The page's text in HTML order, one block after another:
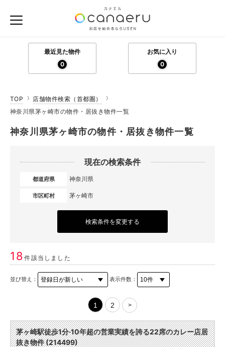
最近見た物件
0
お気に入り
0
TOP
店舗物件検索（首都圏）
神奈川県茅ヶ崎市の物件・居抜き物件一覧
神奈川県茅ヶ崎市の物件・居抜き物件一覧
現在の検索条件
都道府県 神奈川県
市区町村 茅ヶ崎市
検索条件を変更する
18件該当しました
並び替え： 表示件数：
1 2 >
茅ヶ崎駅徒歩1分·10年超の営業実績を誇る22席のカレー店居
抜き物件 (214499)